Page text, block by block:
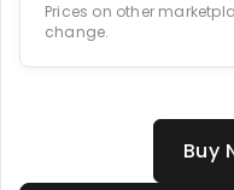
Prices on other
change.
Buy